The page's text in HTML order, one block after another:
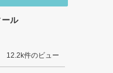
ール
12.2k件のビュー